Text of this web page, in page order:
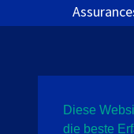
Vie privée
Diese
die beste